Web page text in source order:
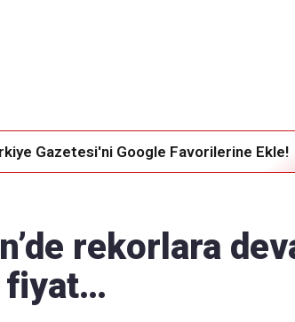
Gazetesi'ni Google Favorilerine Ekle!
rekorlara
fiyat…